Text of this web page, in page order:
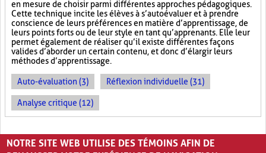
en mesure de choisir parmi différentes approches pédagogiques.
Cette technique incite les élèves à s’autoévaluer et à prendre
conscience de leurs préférences en matière d’apprentissage, de
leurs points forts ou de leur style en tant qu’apprenants. Elle leur
permet également de réaliser qu’il existe différentes façons
valides d’aborder un certain contenu, et donc d’élargir leurs
méthodes d’apprentissage.
Auto-évaluation (3) Réflexion individuelle (31)
Analyse critique (12)
PAGES
« ‹ 1 2 3
NOTRE SITE WEB UTILISE DES TÉMOINS AFIN DE